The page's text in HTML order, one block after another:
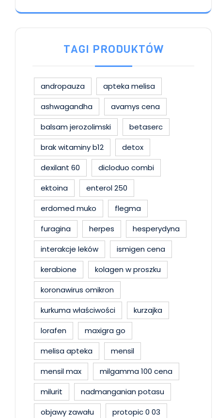
TAGI PRODUKTÓW
andropauza
apteka melisa
ashwagandha
avamys cena
balsam jerozolimski
betaserc
brak witaminy b12
detox
dexilant 60
dicloduo combi
ektoina
enterol 250
erdomed muko
flegma
furagina
herpes
hesperydyna
interakcje leków
ismigen cena
kerabione
kolagen w proszku
koronawirus omikron
kurkuma właściwości
kurzajka
lorafen
maxigra go
melisa apteka
mensil
mensil max
milgamma 100 cena
milurit
nadmanganian potasu
objawy zawału
protopic 0 03